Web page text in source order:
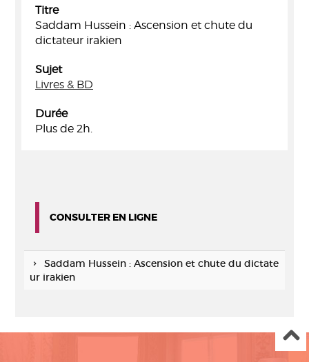
Titre
Saddam Hussein : Ascension et chute du
dictateur irakien
Sujet
Livres & BD
Durée
Plus de 2h.
CONSULTER EN LIGNE
Saddam Hussein : Ascension et chute du dictate
ur irakien